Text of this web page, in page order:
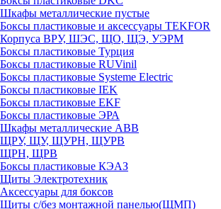
Шкафы металлические пустые
Боксы пластиковые и аксессуары TEKFOR
Корпуса ВРУ, ШЭС, ЩО, ЩЭ, УЭРМ
Боксы пластиковые Турция
Боксы пластиковые RUVinil
Боксы пластиковые Systeme Electric
Боксы пластиковые IEK
Боксы пластиковые EKF
Боксы пластиковые ЭРА
Шкафы металлические ABB
ЩРУ, ЩУ, ЩУРН, ЩУРВ
ЩРН, ЩРВ
Боксы пластиковые КЭАЗ
Щиты Электротехник
Аксессуары для боксов
Щиты с/без монтажной панелью(ЩМП)